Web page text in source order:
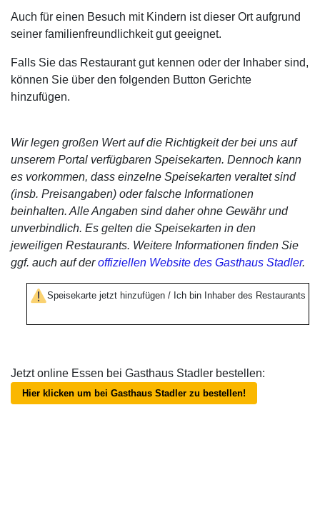
Auch für einen Besuch mit Kindern ist dieser Ort aufgrund
seiner familienfreundlichkeit gut geeignet.
Falls Sie das Restaurant gut kennen oder der Inhaber sind,
können Sie über den folgenden Button Gerichte
hinzufügen.
Wir legen großen Wert auf die Richtigkeit der bei uns auf
unserem Portal verfügbaren Speisekarten. Dennoch kann
es vorkommen, dass einzelne Speisekarten veraltet sind
(insb. Preisangaben) oder falsche Informationen
beinhalten. Alle Angaben sind daher ohne Gewähr und
unverbindlich. Es gelten die Speisekarten in den
jeweiligen Restaurants. Weitere Informationen finden Sie
ggf. auch auf deroffiziellen Website des Gasthaus Stadler.
Speisekarte jetzt hinzufügen / Ich bin Inhaber des Restaurants
Jetzt online Essen bei Gasthaus Stadler bestellen:
Hier klicken um bei Gasthaus Stadler zu bestellen!